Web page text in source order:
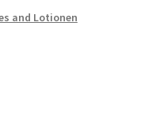
and Lotionen